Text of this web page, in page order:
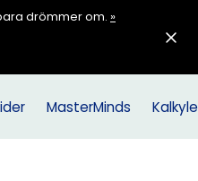
drömmer om. »
MasterMinds